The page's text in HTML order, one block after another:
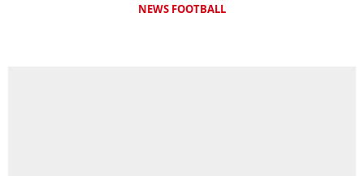
NEWS FOOTBALL